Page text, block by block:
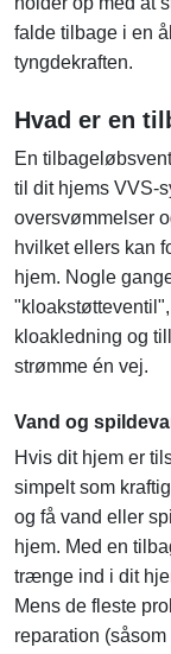
falde tilbage i en
tyngdekraften.
Hvad er en
En
til dit hjems VVS-
oversvømmelser
hvilket ellers kan
hjem. Nogle
kloakledning og
strømme én vej.
Vand og
Hvis dit hjem er
simpelt som
og få vand eller
hjem. Med en
trænge ind i dit
Mens de fleste
reparation